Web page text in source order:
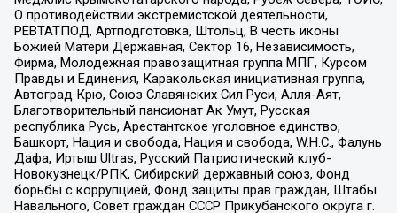
О противодействии экстремистской деятельности,
РЕВТАТПОД, Артподготовка, Штольц, В честь иконы
Божией Матери Державная, Сектор 16, Независимость,
Фирма, Молодежная правозащитная группа МПГ, Курсом
Правды и Единения, Каракольская инициативная группа,
Автоград Крю, Союз Славянских Сил Руси, Алля-Аят,
Благотворительный пансионат Ак Умут, Русская
республика Русь, Арестантское уголовное единство,
Башкорт, Нация и свобода, Нация и свобода, W.H.С., Фалунь
Дафа, Иртыш Ultras, Русский Патриотический клуб-
Новокузнецк/РПК, Сибирский державный союз, Фонд
борьбы с коррупцией, Фонд защиты прав граждан, Штабы
Навального, Совет граждан СССР Прикубанского округа г.